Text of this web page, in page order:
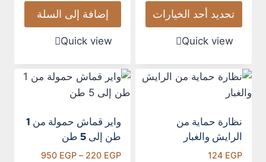
تحديد أحد الخيارات
Quick view
إضافة إلى السلة
Quick view
نظارة حماية من
الرايش والغبار
124 EGP
واير قماش حمولة من 1
طن إلى 5 طن
220 EGP
–
950 EGP